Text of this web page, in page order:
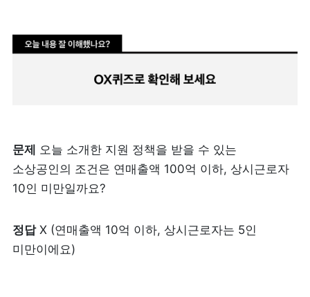
문제 오늘 소개한 지원 정책을 받을 수 있는
소상공인의 조건은 연매출액 100억 이하, 상시근로자
10인 미만일까요?
정답 X (연매출액 10억 이하, 상시근로자는 5인
미만이에요)